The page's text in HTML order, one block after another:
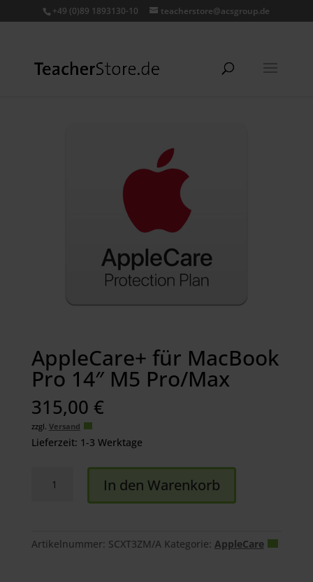
+49 (0)89 1893130-10 teacherstore@acsgroup.de
AppleCare+ für MacBook
Pro 14″ M5 Pro/Max
315,00 €
zzgl. Versand
Lieferzeit: 1-3 Werktage
14"
In den Warenkorb
Artikelnummer: SCXT3ZM/A Kategorie: AppleCare